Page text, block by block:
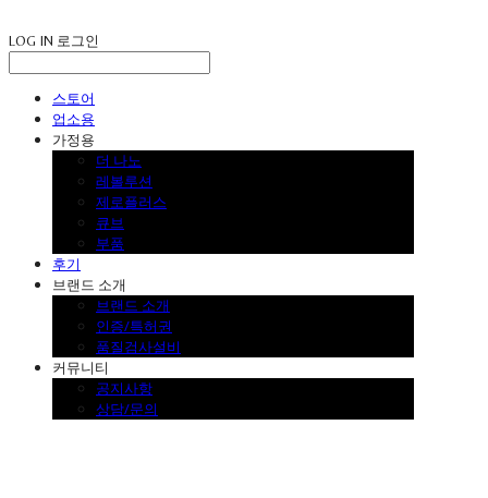
LOG IN 로그인
스토어
업소용
가정용
더 나노
레볼루션
제로플러스
큐브
부품
후기
브랜드 소개
브랜드 소개
인증/특허권
품질검사설비
커뮤니티
공지사항
상담/문의